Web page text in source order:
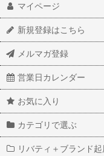
マイページ
新規登録はこちら
メルマガ登録
営業日カレンダー
お気に入り
カテゴリで選ぶ
リバティ＋ブランド